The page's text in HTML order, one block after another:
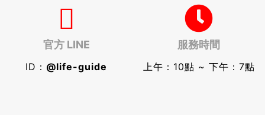
官方 LINE
ID： @life-guide
服務時間
上午：10點 ~ 下午：7點